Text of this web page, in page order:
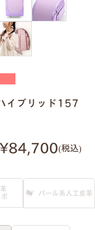
イブリッド157
¥84,700 税込
パール系人工皮革
体
す。下記は入力例
）苗字を略称 明朝体
フルネーム 筆記体